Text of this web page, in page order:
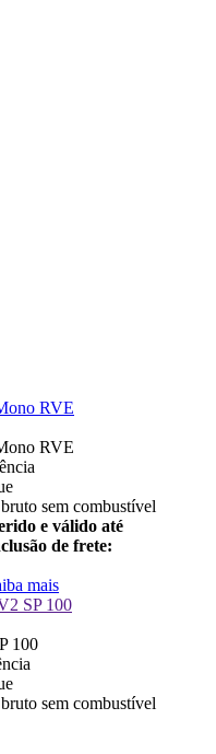
RVE
RVE
sem combustível
e válido até
de frete:
mais
SP 100
100
sem combustível